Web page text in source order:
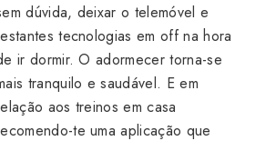
dúvida, deixar o telemóvel e
tecnologias em off na hora
ir dormir. O adormecer torna-se
tranquilo e saudável. E em
aos treinos em casa
te uma aplicação que